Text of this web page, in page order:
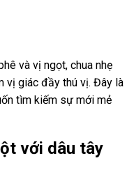
và vị ngọt, chua nhẹ
vị giác đầy thú vị. Đây là
tìm kiếm sự mới mẻ
với dâu tây